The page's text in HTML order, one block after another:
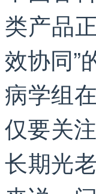
类产品
效协同”
病学组
仅要关
长期光